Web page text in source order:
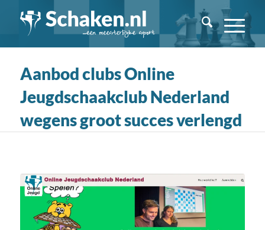
Aanbod clubs Online
Jeugdschaakclub Nederland
wegens groot succes verlengd